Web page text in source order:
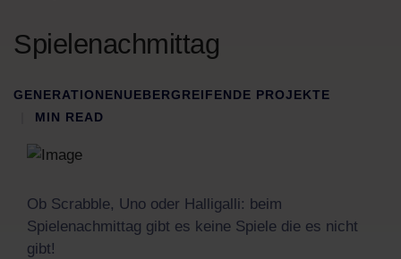
Spielenachmittag
GENERATIONENUEBERGREIFENDE PROJEKTE
MIN READ
Ob Scrabble, Uno oder Halligalli: beim
Spielenachmittag gibt es keine Spiele die es nicht
gibt!